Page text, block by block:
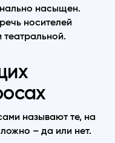
насыщен.
носителей
театральной.
называют те, на
– да или нет.